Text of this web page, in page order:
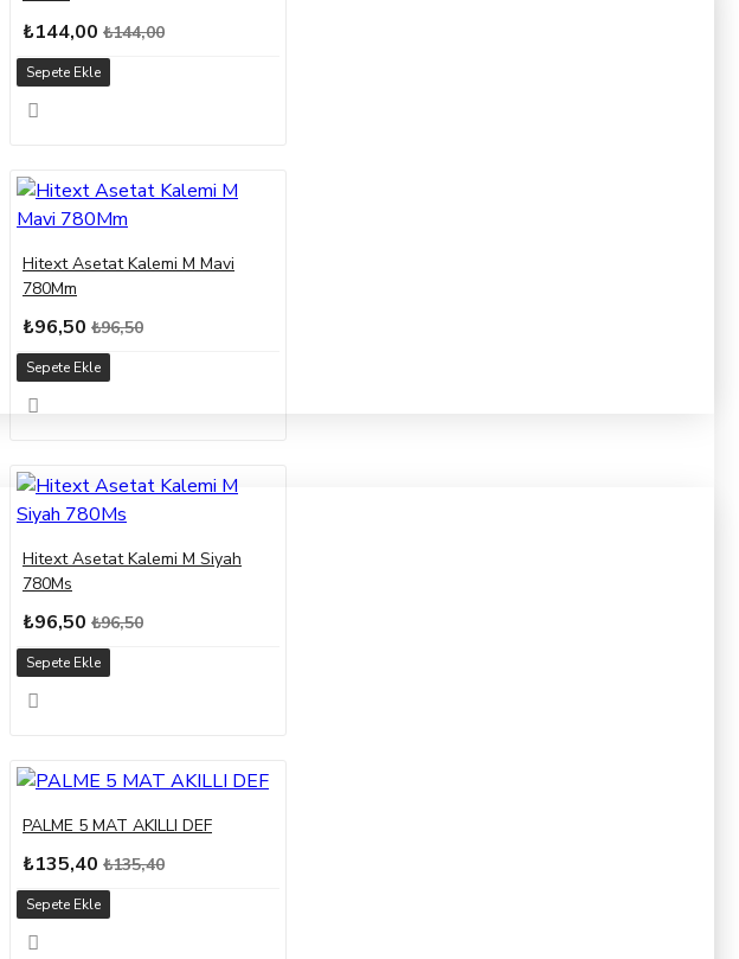
₺144,00 ₺144,00
Sepete Ekle
Hitext Asetat Kalemi M Mavi
780Mm
₺96,50 ₺96,50
Sepete Ekle
Hitext Asetat Kalemi M Siyah
780Ms
₺96,50 ₺96,50
Sepete Ekle
PALME 5 MAT AKILLI DEF
₺135,40 ₺135,40
Sepete Ekle